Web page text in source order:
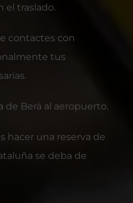
el traslado.
contactes con
tus
de Berà al aeropuerto.
hacer una reserva de
se deba de